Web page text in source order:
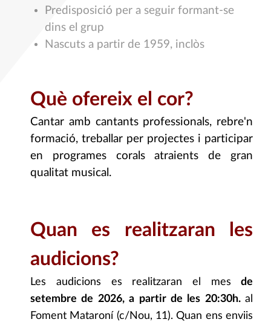
Predisposició per a seguir formant-se
dins el grup
Nascuts a partir de 1959, inclòs
Què ofereix el cor?
Cantar amb cantants professionals, rebre'n
formació, treballar per projectes i participar
en programes corals atraients de gran
qualitat musical.
Quan es realitzaran les
audicions?
Les audicions es realitzaran el mes de
setembrede 2026, a partir de les 20:30h. al
Foment Mataroní (c/Nou, 11). Quan ens enviis